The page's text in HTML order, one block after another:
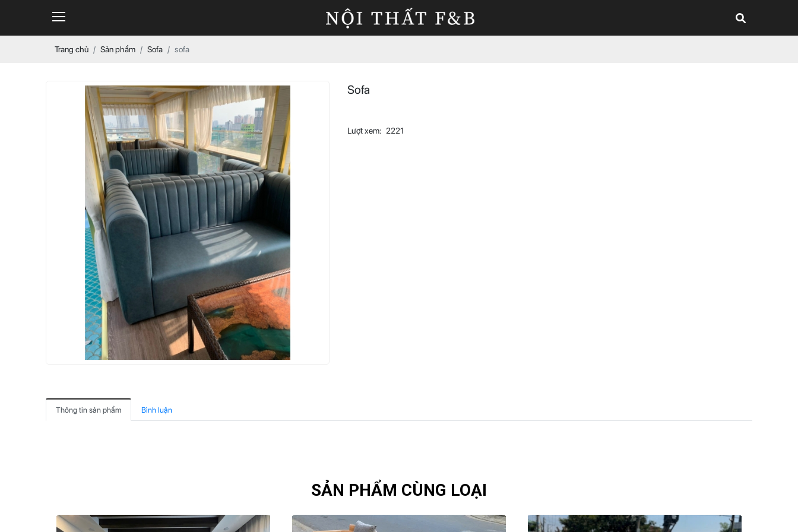
Trang chủ Sản phẩm Sofa sofa
Sofa
Lượt xem: 2221
Thông tin sản phẩm Bình luận
SẢN PHẨM CÙNG LOẠI